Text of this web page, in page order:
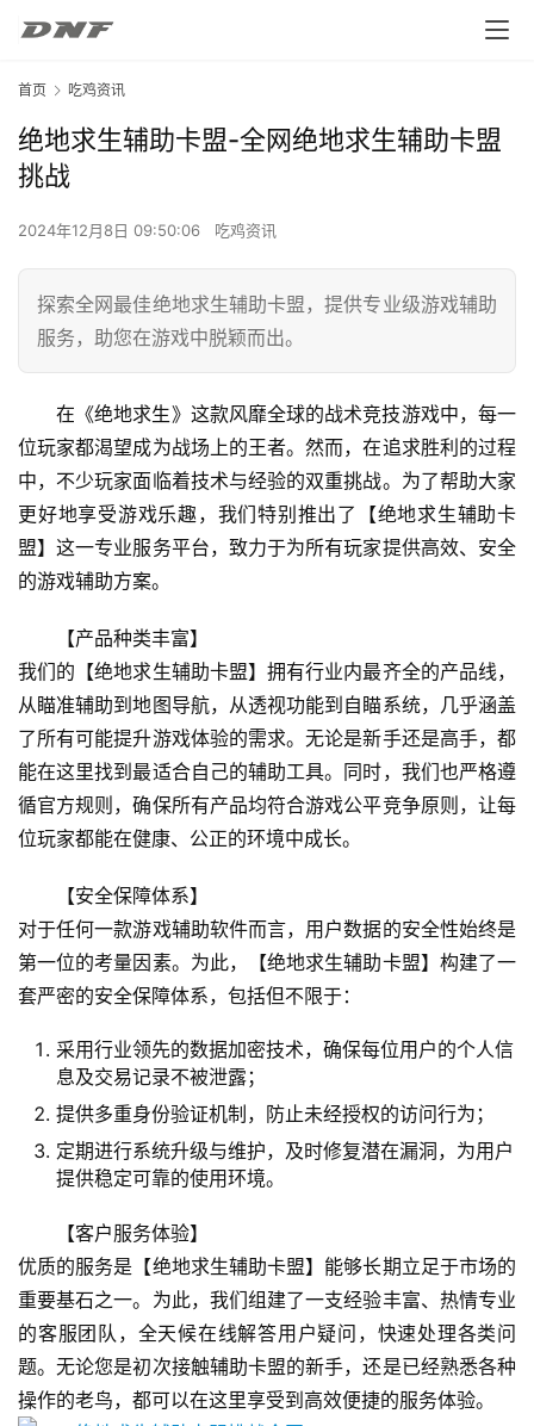
首页 吃鸡资讯
绝地求生辅助卡盟-全网绝地求生辅助卡盟
挑战
2024年12月8日 09:50:06 吃鸡资讯
探索全网最佳绝地求生辅助卡盟，提供专业级游戏辅助
服务，助您在游戏中脱颖而出。
在《绝地求生》这款风靡全球的战术竞技游戏中，每一
位玩家都渴望成为战场上的王者。然而，在追求胜利的过程
中，不少玩家面临着技术与经验的双重挑战。为了帮助大家
更好地享受游戏乐趣，我们特别推出了【绝地求生辅助卡
盟】这一专业服务平台，致力于为所有玩家提供高效、安全
的游戏辅助方案。
【产品种类丰富】
我们的【绝地求生辅助卡盟】拥有行业内最齐全的产品线，
从瞄准辅助到地图导航，从透视功能到自瞄系统，几乎涵盖
了所有可能提升游戏体验的需求。无论是新手还是高手，都
能在这里找到最适合自己的辅助工具。同时，我们也严格遵
循官方规则，确保所有产品均符合游戏公平竞争原则，让每
位玩家都能在健康、公正的环境中成长。
【安全保障体系】
对于任何一款游戏辅助软件而言，用户数据的安全性始终是
第一位的考量因素。为此，【绝地求生辅助卡盟】构建了一
套严密的安全保障体系，包括但不限于：
采用行业领先的数据加密技术，确保每位用户的个人信
息及交易记录不被泄露；
提供多重身份验证机制，防止未经授权的访问行为；
定期进行系统升级与维护，及时修复潜在漏洞，为用户
提供稳定可靠的使用环境。
【客户服务体验】
优质的服务是【绝地求生辅助卡盟】能够长期立足于市场的
重要基石之一。为此，我们组建了一支经验丰富、热情专业
的客服团队，全天候在线解答用户疑问，快速处理各类问
题。无论您是初次接触辅助卡盟的新手，还是已经熟悉各种
操作的老鸟，都可以在这里享受到高效便捷的服务体验。